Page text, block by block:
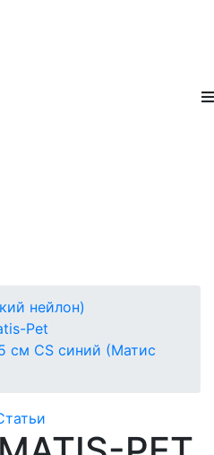
нейлон)
Pet
см CS синий (Матис